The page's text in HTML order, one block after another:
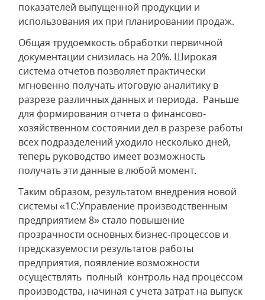
показателей выпущенной продукции и
использования их при планировании продаж.
Общая трудоемкость обработки первичной
документации снизилась на 20%. Широкая
система отчетов позволяет практически
мгновенно получать итоговую аналитику в
разрезе различных данных и периода. Раньше
для формирования отчета о финансово-
хозяйственном состоянии дел в разрезе работы
всех подразделений уходило несколько дней,
теперь руководство имеет возможность
получать эти данные в любой момент.
Таким образом, результатом внедрения новой
системы «1С:Управление производственным
предприятием 8» стало повышение
прозрачности основных бизнес-процессов и
предсказуемости результатов работы
предприятия, появление возможности
осуществлять полный контроль над процессом
производства, начиная с учета затрат на выпуск